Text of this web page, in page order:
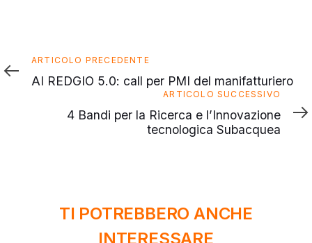
Articolo
precedente
ARTICOLO PRECEDENTE
AI REDGIO 5.0: call per PMI del manifatturiero
successivo
ARTICOLO SUCCESSIVO
4 Bandi per la Ricerca e l’Innovazione
tecnologica Subacquea
TI POTREBBERO ANCHE
INTERESSARE